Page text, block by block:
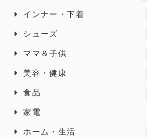
インナー・下着
シューズ
ママ＆子供
美容・健康
食品
家電
ホーム・生活